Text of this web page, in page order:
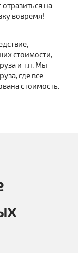
на
вовремя!
стоимости,
и т.п. Мы
где все
стоимость.